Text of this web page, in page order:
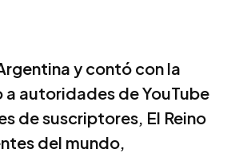
y contó con la
autoridades de YouTube
de suscriptores, El Reino
del mundo,